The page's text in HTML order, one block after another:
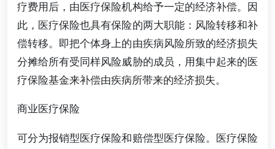
疗费用后，由医疗保险机构给予一定的经济补偿。因
此，医疗保险也具有保险的两大职能：风险转移和补
偿转移。即把个体身上的由疾病风险所致的经济损失
分摊给所有受同样风险威胁的成员，用集中起来的医
疗保险基金来补偿由疾病所带来的经济损失。
商业医疗保险
可分为报销型医疗保险和赔偿型医疗保险。医疗保险